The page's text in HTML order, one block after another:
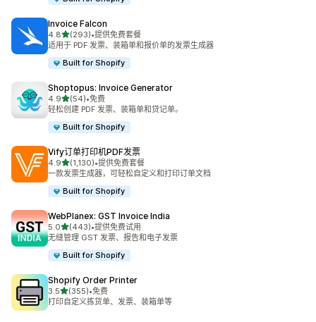
Invoice Falcon
4.8星（满分 5 星）
(293)
总共 293 条评论
•提供免费套餐
适用于 PDF 发票、装箱单和报价单的发票生成器
Built for Shopify
Shoptopus: Invoice Generator
4.9星（满分 5 星）
(54)
总共 54 条评论
•免费
轻松创建 PDF 发票、装箱单和贷记单。
Built for Shopify
Vify订单打印机PDF发票
4.9星（满分 5 星）
(1,130)
总共 1130 条评论
•提供免费套餐
一款发票生成器，可轻松自定义和打印订单文档
Built for Shopify
WebPlanex: GST Invoice India
5.0星（满分 5 星）
(443)
总共 443 条评论
•提供免费试用
无缝管理 GST 发票、报告和电子发票
Built for Shopify
Shopify Order Printer
3.5星（满分 5 星）
(355)
总共 355 条评论
•免费
打印自定义拣货单、发票、装箱单等